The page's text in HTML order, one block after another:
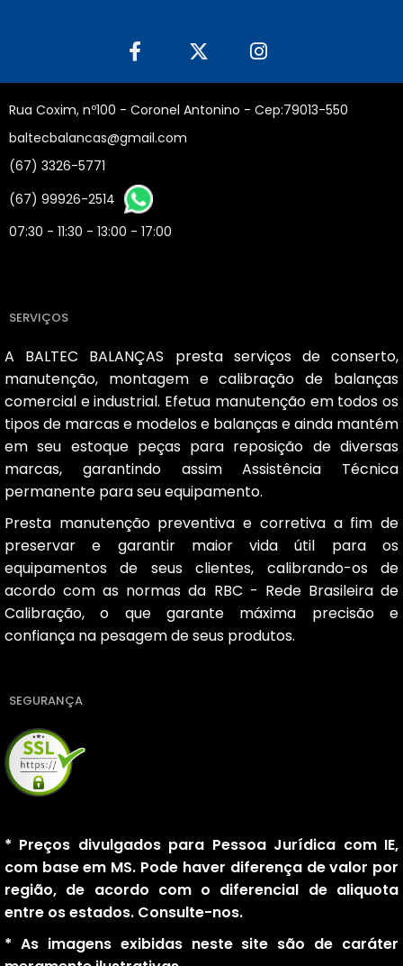
Rua Coxim, nº100 - Coronel Antonino - Cep:79013-550
baltecbalancas@gmail.com
(67) 3326-5771
(67) 99926-2514
07:30 - 11:30 - 13:00 - 17:00
SERVIÇOS
A BALTEC BALANÇAS presta serviços de conserto,
manutenção, montagem e calibração de balanças
comercial e industrial. Efetua manutenção em todos os
tipos de marcas e modelos e balanças e ainda mantém
em seu estoque peças para reposição de diversas
marcas, garantindo assim Assistência Técnica
permanente para seu equipamento.
Presta manutenção preventiva e corretiva a fim de
preservar e garantir maior vida útil para os
equipamentos de seus clientes, calibrando-os de
acordo com as normas da RBC - Rede Brasileira de
Calibração, o que garante máxima precisão e
confiança na pesagem de seus produtos.
SEGURANÇA
* Preços divulgados para Pessoa Jurídica com IE,
com base em MS. Pode haver diferença de valor por
região, de acordo com o diferencial de aliquota
entre os estados. Consulte-nos.
* As imagens exibidas neste site são de caráter